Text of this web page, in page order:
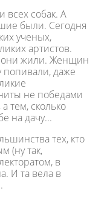
всех собак. А
были. Сегодня
ученых,
артистов.
они жили. Женщин
попивали, даже
не победами
тем, сколько
на дачу...
тех, кто
(ну так,
в
И та вела в